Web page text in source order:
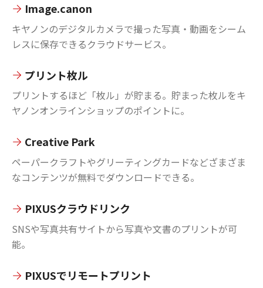
Image.canon
キヤノンのデジタルカメラで撮った写真・動画をシーム
レスに保存できるクラウドサービス。
プリント枚ル
プリントするほど「枚ル」が貯まる。貯まった枚ルをキ
ヤノンオンラインショップのポイントに。
Creative Park
ペーパークラフトやグリーティングカードなどざまざま
なコンテンツが無料でダウンロードできる。
PIXUSクラウドリンク
SNSや写真共有サイトから写真や文書のプリントが可
能。
PIXUSでリモートプリント